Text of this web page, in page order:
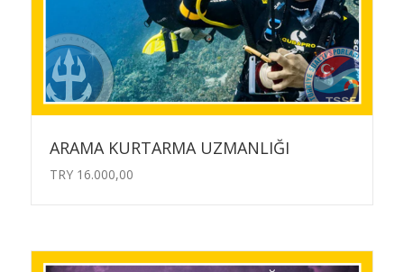
ARAMA KURTARMA UZMANLIĞI
TRY 16.000,00